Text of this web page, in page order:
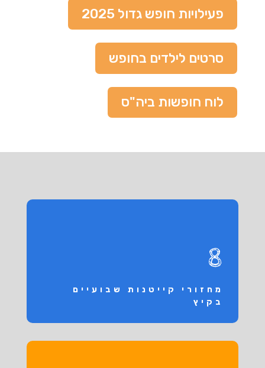
פעילויות חופש גדול 2025
סרטים לילדים בחופש
לוח חופשות ביה"ס
8
מחזורי קייטנות שבועיים
בקיץ